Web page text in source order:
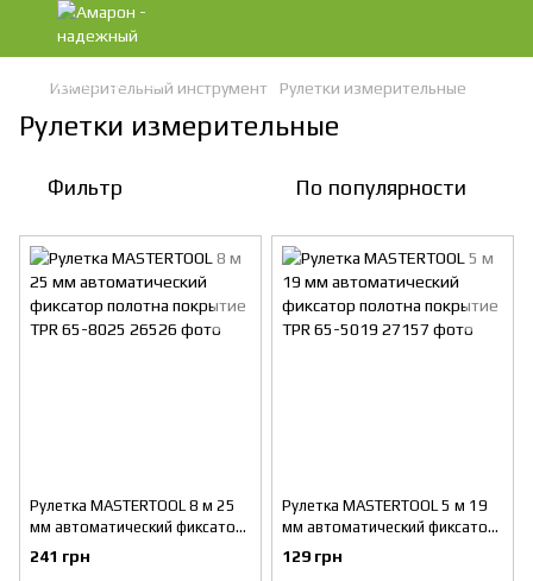
Измерительный инструмент Рулетки измерительные
Рулетки измерительные
Фильтр По популярности
Рулетка MASTERTOOL 8 м 25
мм автоматический фиксатор
полотна покрытие TPR 65-
241 грн
Рулетка MASTERTOOL 5 м 19
мм автоматический фиксатор
полотна покрытие TPR 65-
129 грн